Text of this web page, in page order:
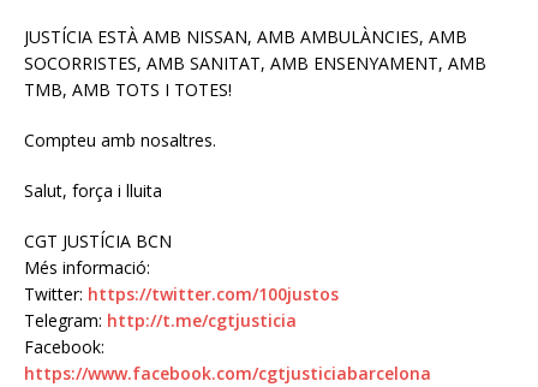
JUSTÍCIA ESTÀ AMB NISSAN, AMB AMBULÀNCIES, AMB
SOCORRISTES, AMB SANITAT, AMB ENSENYAMENT, AMB
TMB, AMB TOTS I TOTES!
Compteu amb nosaltres.
Salut, força i lluita
CGT JUSTÍCIA BCN
Més informació:
Twitter: https://twitter.com/100justos
Telegram: http://t.me/cgtjusticia
Facebook:
https://www.facebook.com/cgtjusticiabarcelona